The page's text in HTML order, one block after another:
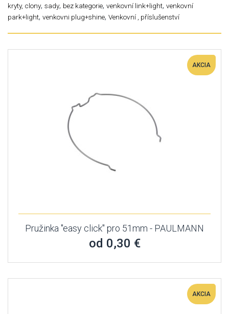
kryty, clony, sady, bez kategorie, venkovní link+light, venkovní
park+light, venkovni plug+shine, Venkovní , příslušenství
AKCIA
Pružinka "easy click" pro 51mm - PAULMANN
od 0,30 €
AKCIA